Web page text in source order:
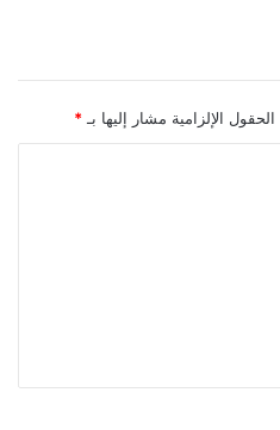
الحقول الإلزامية مشار إليها بـ *